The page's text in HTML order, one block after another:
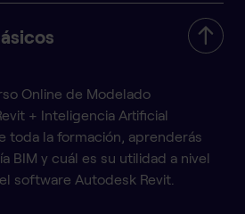
Online de Modelado
+ Inteligencia Artificial
toda la formación, aprenderás
BIM y cuál es su utilidad a nivel
software Autodesk Revit.